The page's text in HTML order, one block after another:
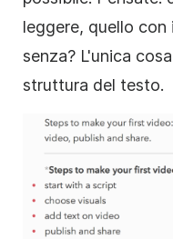
leggere, quello
senza? L'unica
struttura del testo.